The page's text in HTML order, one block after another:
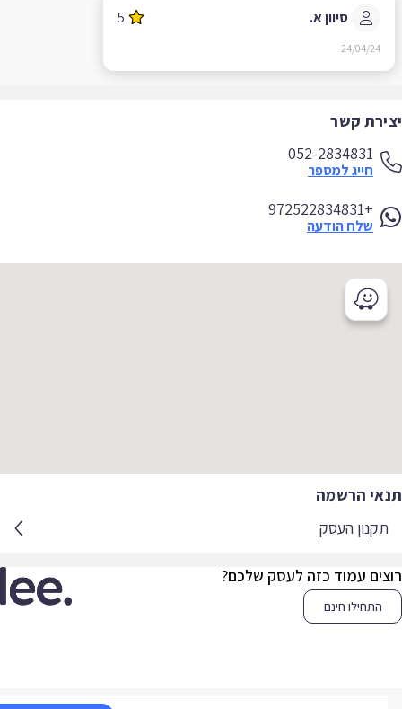
סיוון א. 5
24/04/24
קשר
052-2834831
חייג למספר
+972522834831
שלח הודעה
הרשמה
תקנון העסק
עמוד כזה לעסק שלכם?
התחילו חינם